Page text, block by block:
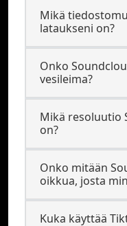
Mikä
lataukseni on?
Onko
vesileima?
Mikä resoluutio
on?
Onko mitään
oikkua, josta
Kuka käyttää